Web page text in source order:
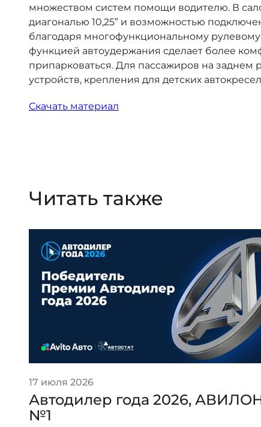
множеством систем помощи водителю. В
диагональю 10,25” и возможностью
благодаря многофункциональному
функцией автоудержания сделает более
припарковаться. Для пассажиров на заднем
устройств, крепления для детских
Скачать материал
Читать также
17 июля 2026
Автодилер года 2026,
№1